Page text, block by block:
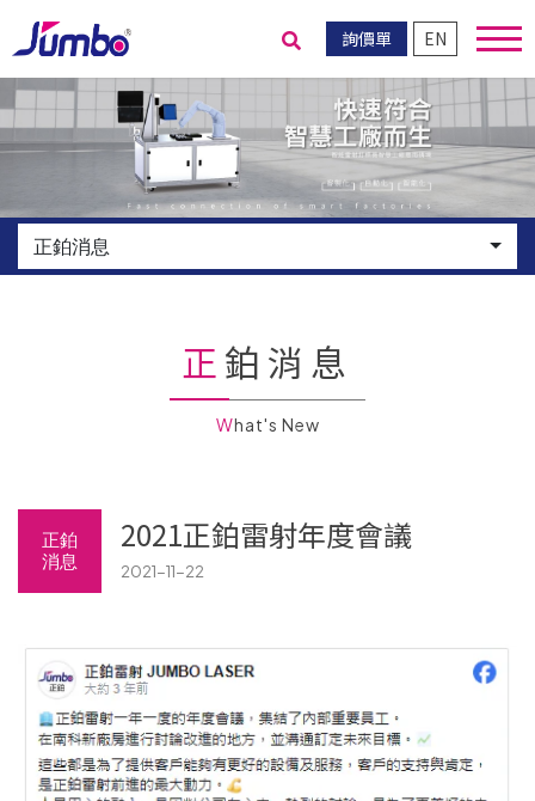
詢價單 EN
送出搜尋
正鉑消息
正鉑消息
What's New
正鉑
消息
2021正鉑雷射年度會議
2021-11-22